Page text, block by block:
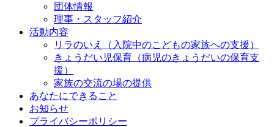
団体情報
理事・スタッフ紹介
活動内容
リラのいえ
（入院中のこどもの家族への支援）
きょうだい児保育 （病児のきょうだいの保育支
援）
家族の交流の場の提供
あなたにできること
お知らせ
プライバシーポリシー